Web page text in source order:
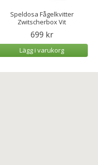
Speldosa Fågelkvitter
Zwitscherbox Vit
699 kr
Lägg i varukorg